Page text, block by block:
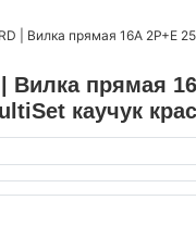
| Вилка прямая 16А 2P+E
| Вилка прямая
каучук